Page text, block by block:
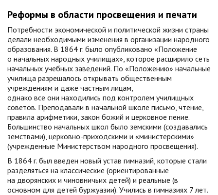
Реформы в области просвещения и печати
Потребности экономической и политической жизни страны
делали необходимыми изменения в организации народного
образования. В 1864 г. было опубликовано «Положение
о начальных народных училищах», которое расширило сеть
начальных учебных заведений. По «Положению» начальные
училища разрешалось открывать общественным
учреждениям и даже частным лицам,
однако все они находились под контролем училищных
советов. Преподавали в начальной школе письмо, чтение,
правила арифметики, закон божий и церковное пение.
Большинство начальных школ было земскими (создавались
земствами), церковно-приходскими и «министерскими»
(учрежденные Министерством народного просвещения).
В 1864 г. был введен новый устав гимназий, которые стали
разделяться на классические (ориентированные
на дворянских и чиновничьих детей) и реальные (в
основном для детей буржуазии). Учились в гимназиях 7 лет.